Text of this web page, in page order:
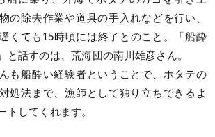
の除去作業や道具の手入れなどを行い、
くても15時頃には終了とのこと。「船酔
と話すのは、荒海団の南川雄彦さん。
も船酔い経験者ということで、ホタテの
処法まで、漁師として独り立ちできるよ
トしてくれます。